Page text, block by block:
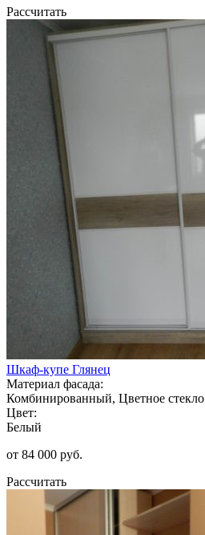
Рассчитать
Шкаф-купе Глянец
Материал фасада:
Комбинированный, Цветное стекло
Цвет:
Белый
от 84 000 руб.
Рассчитать